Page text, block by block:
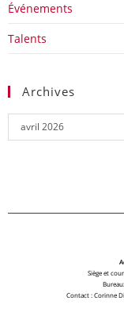
Événements
Talents
Archives
avril 2026
Siège et
Contact : Corinne